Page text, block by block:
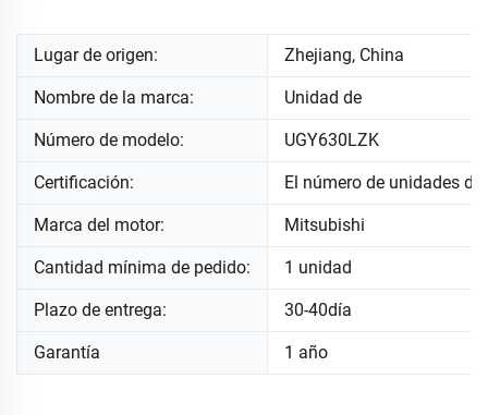
Lugar de origen: Zhejiang, China
Nombre de la marca: Unidad de
Número de modelo: UGY630LZK
Certificación: El número de unidades
Marca del motor: Mitsubishi
Cantidad mínima de pedido: 1 unidad
Plazo de entrega: 30-40día
Garantía 1 año